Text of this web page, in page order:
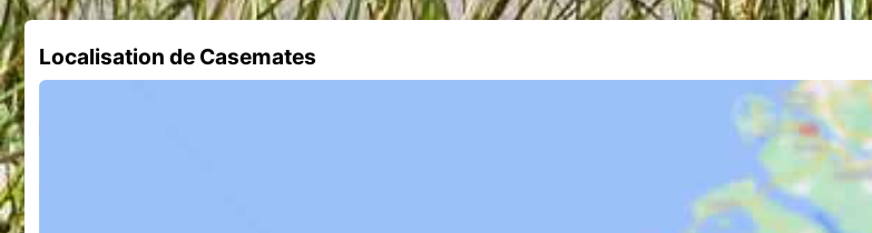
Localisation de Casemates